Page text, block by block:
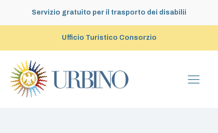
Servizio gratuito per il trasporto dei disabilii
Ufficio Turistico Consorzio